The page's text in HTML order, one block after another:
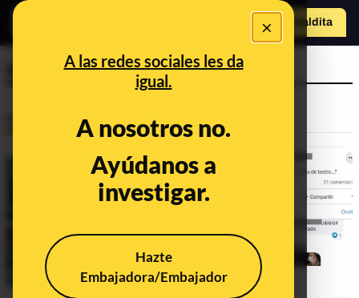
×
A las redes sociales les da
igual.
A nosotros no.
Ayúdanos a
investigar.
Hazte
Embajadora/Embajador
Hazte Maldita
ambulancia
Cuidado con este vídeo difundido